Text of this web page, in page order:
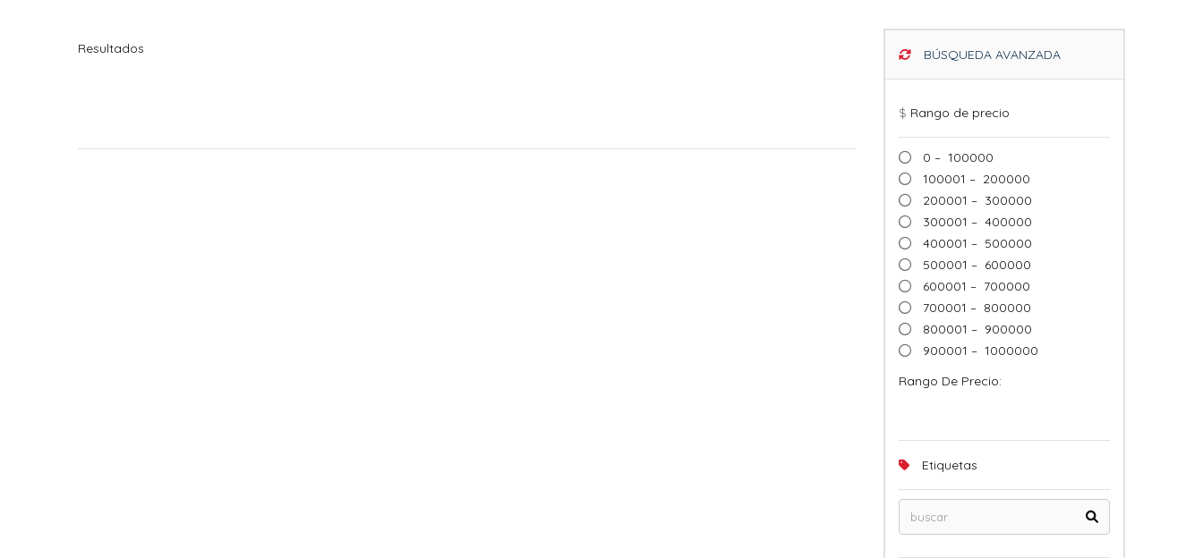
Resultados BÚSQUEDA AVANZADA
$ Rango de precio
0 – 100000
100001 – 200000
200001 – 300000
300001 – 400000
400001 – 500000
500001 – 600000
600001 – 700000
700001 – 800000
800001 – 900000
900001 – 1000000
Rango De Precio:
Etiquetas